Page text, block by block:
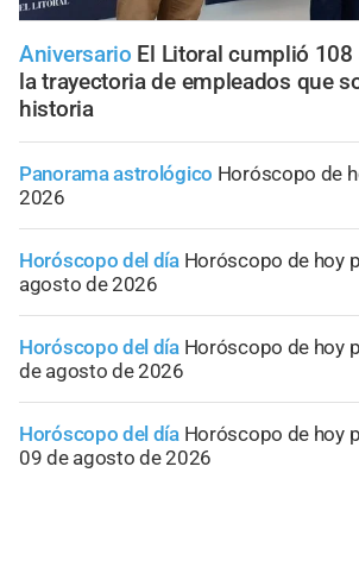
Aniversario El Litoral cumplió 108
la trayectoria de empleados que
historia
Panorama astrológico Horóscopo de
2026
Horóscopo del día Horóscopo de hoy
agosto de 2026
Horóscopo del día Horóscopo de hoy
de agosto de 2026
Horóscopo del día Horóscopo de hoy
09 de agosto de 2026